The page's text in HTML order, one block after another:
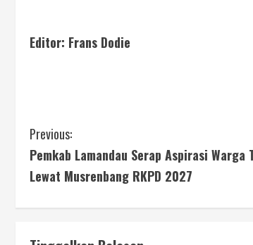
Editor: Frans Dodie
Previous:
Pemkab Lamandau Serap Aspirasi Warga
Lewat Musrenbang RKPD 2027